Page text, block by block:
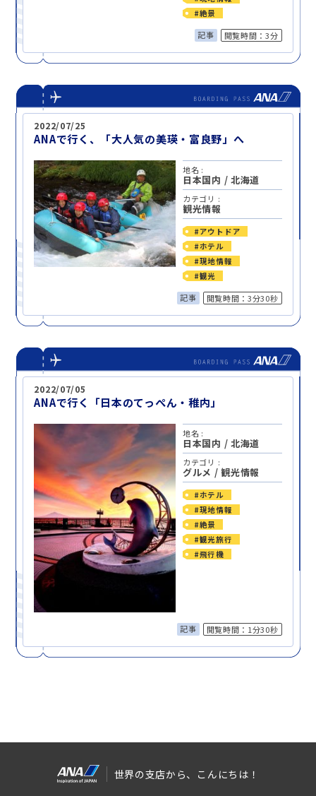
#絶景
記事 閲覧時間：3分
2022/07/25
ANAで行く、「大人気の美瑛・富良野」へ
地名 :
日本国内 /北海道
カテゴリ :
観光情報
#アウトドア
#ホテル
#現地情報
#観光
記事 閲覧時間：3分30秒
2022/07/05
ANAで行く「日本のてっぺん・稚内」
地名 :
日本国内 /北海道
カテゴリ :
グルメ / 観光情報
#ホテル
#現地情報
#絶景
#観光旅行
#飛行機
記事 閲覧時間：1分30秒
世界の支店から、こんにちは！